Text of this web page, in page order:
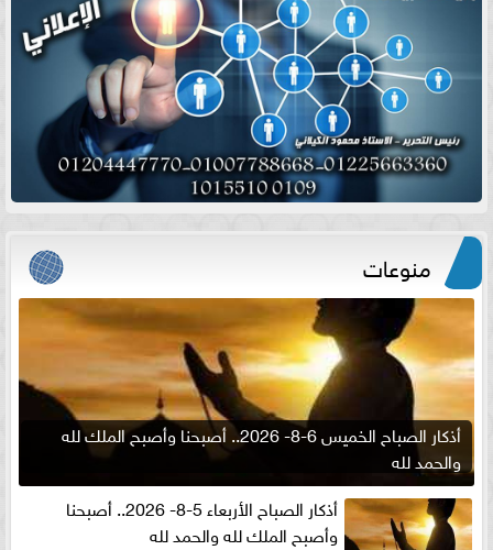
منوعات
أذكار الصباح الخميس 6-8- 2026.. أصبحنا وأصبح الملك لله
والحمد لله
أذكار الصباح الأربعاء 5-8- 2026.. أصبحنا
وأصبح الملك لله والحمد لله